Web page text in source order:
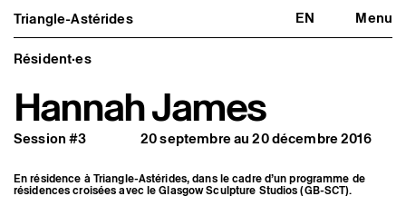
Triangle-Astérides EN Menu
Triangle-Astérides
Centre d’art contemporain
d’intérêt national
et résidence internationale d'artistes
Fermer
Présentation
À propos
Équipe et gouvernance
Formation professionnelle
Adhérer / nous soutenir
Résident·es
Hannah James
Session #3 20 septembre au 20 décembre 2016
En résidence à Triangle-Astérides, dans le cadre d’un programme de
résidences croisées avec le Glasgow Sculpture Studios (GB-SCT).